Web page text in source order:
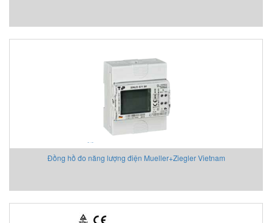
Đồng hồ đo năng lượng điện Mueller+Ziegler Vietnam